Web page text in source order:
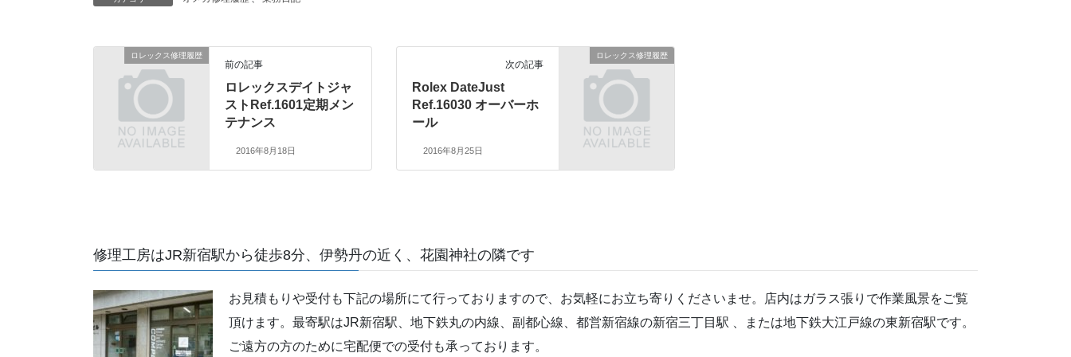
ロレックス修理履歴
前の記事
ロレックスデイトジャ
ストRef.1601定期メン
テナンス
2016年8月18日
ロレックス修理履歴
次の記事
Rolex DateJust
Ref.16030 オーバーホ
ール
2016年8月25日
修理工房はJR新宿駅から徒歩8分、伊勢丹の近く、花園神社の隣です
お見積もりや受付も下記の場所にて行っておりますので、お気軽にお立ち寄りくださいませ。店内はガラス張りで作業風景をご覧
頂けます。最寄駅はJR新宿駅、地下鉄丸の内線、副都心線、都営新宿線の新宿三丁目駅 、または地下鉄大江戸線の東新宿駅です。
ご遠方の方のために宅配便での受付も承っております。